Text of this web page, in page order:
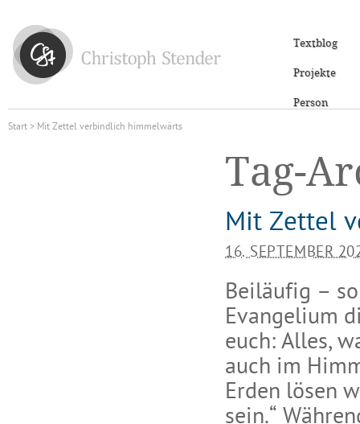
Textblog
Projekte
Person
Start> Mit Zettel verbindlich himmelwärts
Tag-
Mit Zettel
16. SEPTEMBER
Beiläufig –
Evangelium
euch: Alles,
auch im
Erden lösen
sein.“